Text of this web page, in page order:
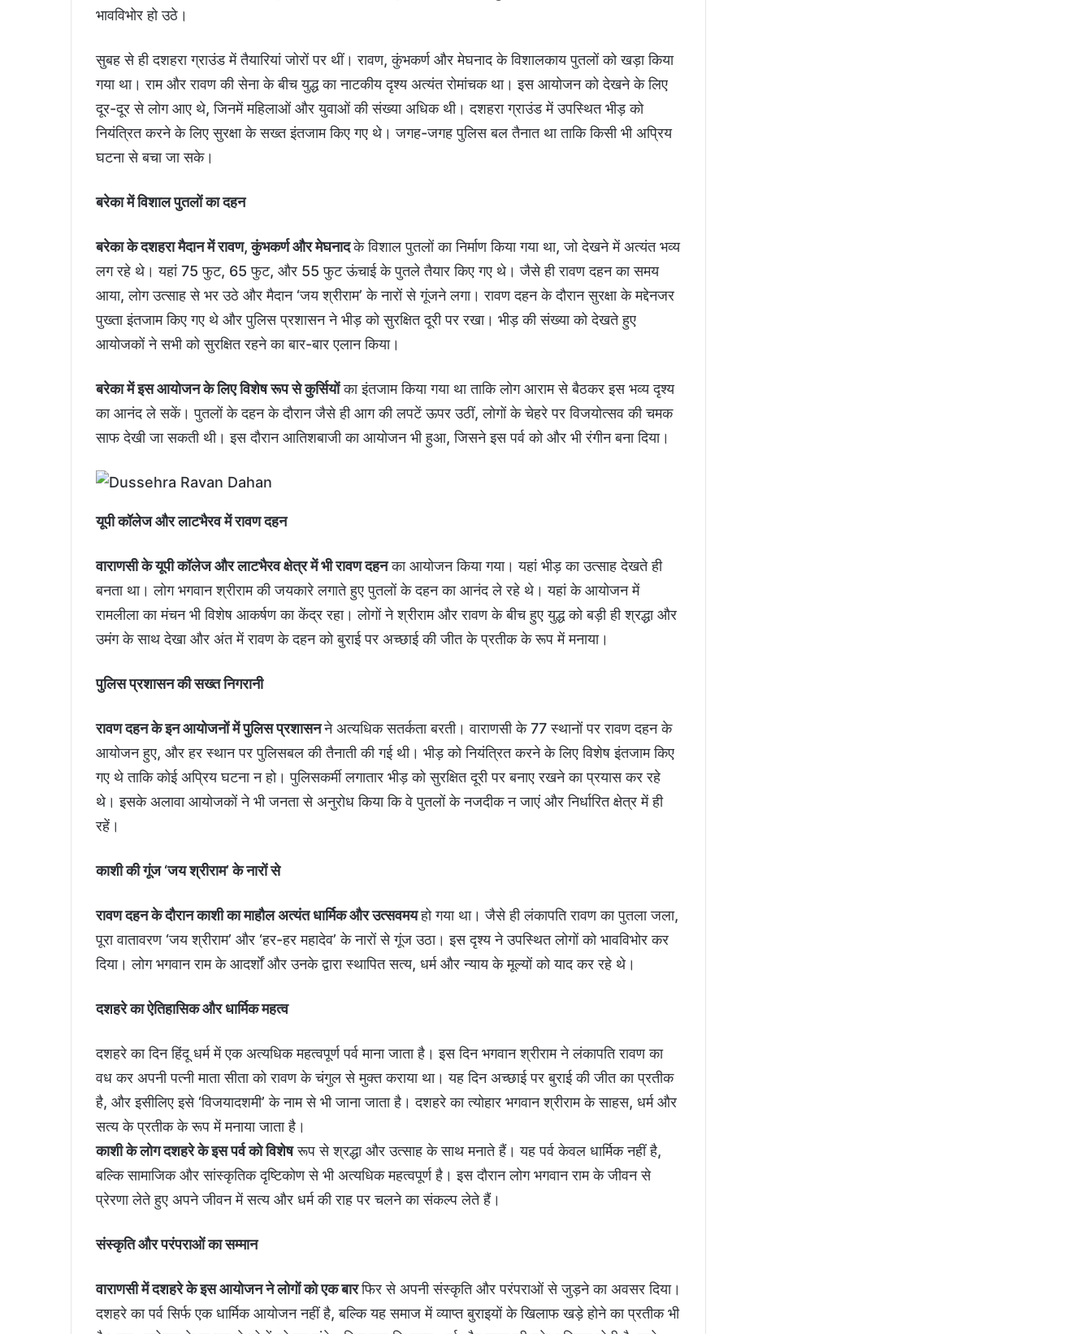
भावविभोर हो उठे।
सुबह से ही दशहरा ग्राउंड में तैयारियां जोरों पर थीं। रावण, कुंभकर्ण और मेघनाद के विशालकाय पुतलों को खड़ा किया
गया था। राम और रावण की सेना के बीच युद्ध का नाटकीय दृश्य अत्यंत रोमांचक था। इस आयोजन को देखने के लिए
दूर-दूर से लोग आए थे, जिनमें महिलाओं और युवाओं की संख्या अधिक थी। दशहरा ग्राउंड में उपस्थित भीड़ को
नियंत्रित करने के लिए सुरक्षा के सख्त इंतजाम किए गए थे। जगह-जगह पुलिस बल तैनात था ताकि किसी भी अप्रिय
घटना से बचा जा सके।
बरेका में विशाल पुतलों का दहन
बरेका के दशहरा मैदान में रावण, कुंभकर्ण और मेघनादके विशाल पुतलों का निर्माण किया गया था, जो देखने में अत्यंत भव्य
लग रहे थे। यहां 75 फुट, 65 फुट, और 55 फुट ऊंचाई के पुतले तैयार किए गए थे। जैसे ही रावण दहन का समय
आया, लोग उत्साह से भर उठे और मैदान ‘जय श्रीराम’ के नारों से गूंजने लगा। रावण दहन के दौरान सुरक्षा के मद्देनजर
पुख्ता इंतजाम किए गए थे और पुलिस प्रशासन ने भीड़ को सुरक्षित दूरी पर रखा। भीड़ की संख्या को देखते हुए
आयोजकों ने सभी को सुरक्षित रहने का बार-बार एलान किया।
बरेका में इस आयोजन के लिए विशेष रूप से कुर्सियोंका इंतजाम किया गया था ताकि लोग आराम से बैठकर इस भव्य दृश्य
का आनंद ले सकें। पुतलों के दहन के दौरान जैसे ही आग की लपटें ऊपर उठीं, लोगों के चेहरे पर विजयोत्सव की चमक
साफ देखी जा सकती थी। इस दौरान आतिशबाजी का आयोजन भी हुआ, जिसने इस पर्व को और भी रंगीन बना दिया।
यूपी कॉलेज और लाटभैरव में रावण दहन
वाराणसी के यूपी कॉलेज और लाटभैरव क्षेत्र में भी रावण दहनका आयोजन किया गया। यहां भीड़ का उत्साह देखते ही
बनता था। लोग भगवान श्रीराम की जयकारे लगाते हुए पुतलों के दहन का आनंद ले रहे थे। यहां के आयोजन में
रामलीला का मंचन भी विशेष आकर्षण का केंद्र रहा। लोगों ने श्रीराम और रावण के बीच हुए युद्ध को बड़ी ही श्रद्धा और
उमंग के साथ देखा और अंत में रावण के दहन को बुराई पर अच्छाई की जीत के प्रतीक के रूप में मनाया।
पुलिस प्रशासन की सख्त निगरानी
रावण दहन के इन आयोजनों में पुलिस प्रशासनने अत्यधिक सतर्कता बरती। वाराणसी के 77 स्थानों पर रावण दहन के
आयोजन हुए, और हर स्थान पर पुलिसबल की तैनाती की गई थी। भीड़ को नियंत्रित करने के लिए विशेष इंतजाम किए
गए थे ताकि कोई अप्रिय घटना न हो। पुलिसकर्मी लगातार भीड़ को सुरक्षित दूरी पर बनाए रखने का प्रयास कर रहे
थे। इसके अलावा आयोजकों ने भी जनता से अनुरोध किया कि वे पुतलों के नजदीक न जाएं और निर्धारित क्षेत्र में ही
रहें।
काशी की गूंज ‘जय श्रीराम’ के नारों से
रावण दहन के दौरान काशी का माहौल अत्यंत धार्मिक और उत्सवमयहो गया था। जैसे ही लंकापति रावण का पुतला जला,
पूरा वातावरण ‘जय श्रीराम’ और ‘हर-हर महादेव’ के नारों से गूंज उठा। इस दृश्य ने उपस्थित लोगों को भावविभोर कर
दिया। लोग भगवान राम के आदर्शों और उनके द्वारा स्थापित सत्य, धर्म और न्याय के मूल्यों को याद कर रहे थे।
दशहरे का ऐतिहासिक और धार्मिक महत्व
दशहरे का दिन हिंदू धर्म में एक अत्यधिक महत्वपूर्ण पर्व माना जाता है। इस दिन भगवान श्रीराम ने लंकापति रावण का
वध कर अपनी पत्नी माता सीता को रावण के चंगुल से मुक्त कराया था। यह दिन अच्छाई पर बुराई की जीत का प्रतीक
है, और इसीलिए इसे ‘विजयादशमी’ के नाम से भी जाना जाता है। दशहरे का त्योहार भगवान श्रीराम के साहस, धर्म और
सत्य के प्रतीक के रूप में मनाया जाता है।
काशी के लोग दशहरे के इस पर्व को विशेषरूप से श्रद्धा और उत्साह के साथ मनाते हैं। यह पर्व केवल धार्मिक नहीं है,
बल्कि सामाजिक और सांस्कृतिक दृष्टिकोण से भी अत्यधिक महत्वपूर्ण है। इस दौरान लोग भगवान राम के जीवन से
प्रेरणा लेते हुए अपने जीवन में सत्य और धर्म की राह पर चलने का संकल्प लेते हैं।
संस्कृति और परंपराओं का सम्मान
वाराणसी में दशहरे के इस आयोजन ने लोगों को एक बारफिर से अपनी संस्कृति और परंपराओं से जुड़ने का अवसर दिया।
दशहरे का पर्व सिर्फ एक धार्मिक आयोजन नहीं है, बल्कि यह समाज में व्याप्त बुराइयों के खिलाफ खड़े होने का प्रतीक भी